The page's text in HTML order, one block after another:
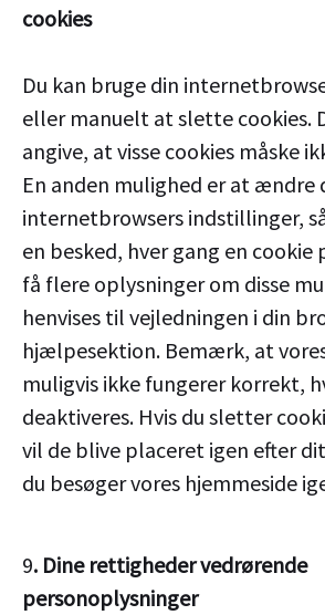
cookies
Du kan bruge din
eller manuelt at slette cookies.
angive, at visse cookies måske
En anden mulighed er at ændre
internetbrowsers indstillinger,
en besked, hver gang en cookie
få flere oplysninger om disse
henvises til vejledningen i din
hjælpesektion. Bemærk, at
muligvis ikke fungerer korrekt,
deaktiveres. Hvis du sletter
vil de blive placeret igen efter
du besøger vores hjemmeside
9. Dine rettigheder vedrørende
personoplysninger